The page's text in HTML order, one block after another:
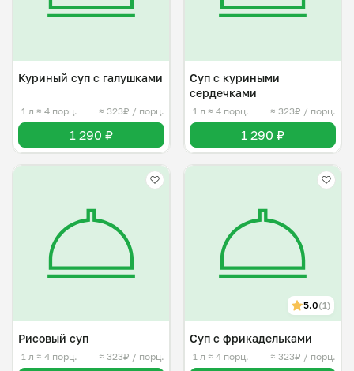
Куриный суп с галушками
1 л ≈ 4 порц. ≈ 323₽ / порц.
1 290 ₽
Суп с куриными
сердечками
1 л ≈ 4 порц. ≈ 323₽ / порц.
1 290 ₽
Рисовый суп
1 л ≈ 4 порц. ≈ 323₽ / порц.
5.0(1)
Суп с фрикадельками
1 л ≈ 4 порц. ≈ 323₽ / порц.